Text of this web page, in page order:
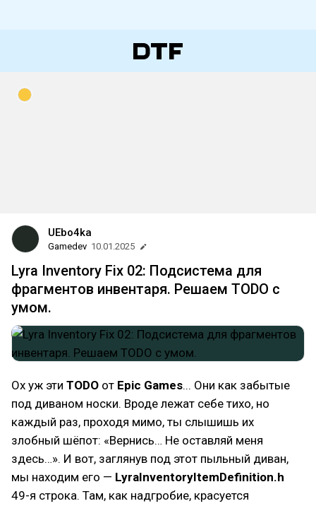
UEbo4ka
Gamedev 10.01.2025
Lyra Inventory Fix 02: Подсистема для
фрагментов инвентаря. Решаем TODO с
умом.
Ох уж эти TODO от Epic Games... Они как забытые
под диваном носки. Вроде лежат себе тихо, но
каждый раз, проходя мимо, ты слышишь их
злобный шёпот: «Вернись… Не оставляй меня
здесь…». И вот, заглянув под этот пыльный диван,
мы находим его — LyraInventoryItemDefinition.h
49-я строка. Там, как надгробие, красуется